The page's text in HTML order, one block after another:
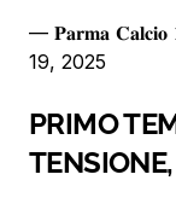
— 𝐏𝐚𝐫𝐦𝐚 𝐂𝐚𝐥𝐜𝐢𝐨
19, 2025
PRIMO